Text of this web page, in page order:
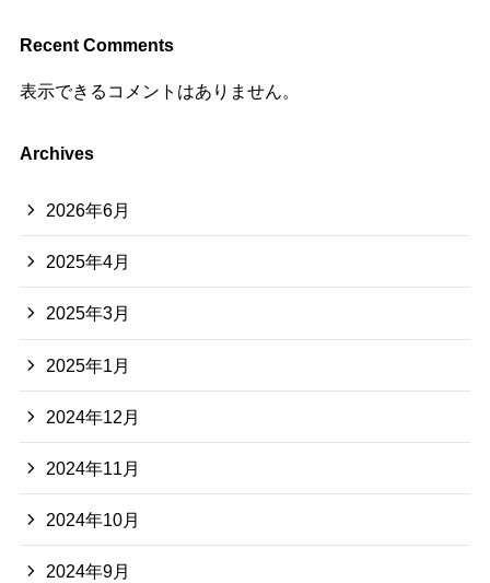
Recent Comments
表示できるコメントはありません。
Archives
2026年6月
2025年4月
2025年3月
2025年1月
2024年12月
2024年11月
2024年10月
2024年9月